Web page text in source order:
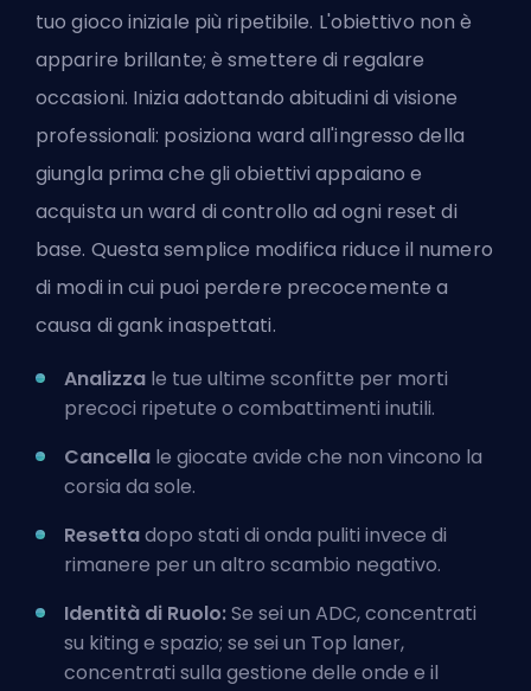
tuo gioco iniziale più ripetibile. L'obiettivo non è
apparire brillante; è smettere di regalare
occasioni. Inizia adottando abitudini di visione
professionali: posiziona ward all'ingresso della
giungla prima che gli obiettivi appaiano e
acquista un ward di controllo ad ogni reset di
base. Questa semplice modifica riduce il numero
di modi in cui puoi perdere precocemente a
causa di gank inaspettati.
Analizza le tue ultime sconfitte per morti
precoci ripetute o combattimenti inutili.
Cancella le giocate avide che non vincono la
corsia da sole.
Resettadopo stati di onda puliti invece di
rimanere per un altro scambio negativo.
Identità di Ruolo:Se sei un ADC, concentrati
su kiting e spazio; se sei un Top laner,
concentrati sulla gestione delle onde e il